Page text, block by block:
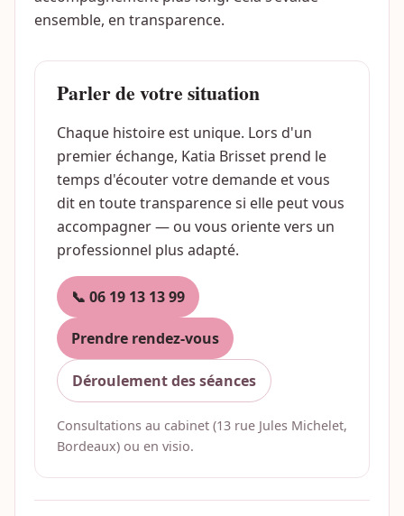
ensemble, en transparence.
Parler de votre situation
Chaque histoire est unique. Lors d'un
premier échange, Katia Brisset prend le
temps d'écouter votre demande et vous
dit en toute transparence si elle peut vous
accompagner — ou vous oriente vers un
professionnel plus adapté.
📞 06 19 13 13 99
Prendre rendez-vous
Déroulement des séances
Consultations au cabinet (13 rue Jules Michelet,
Bordeaux) ou en visio.